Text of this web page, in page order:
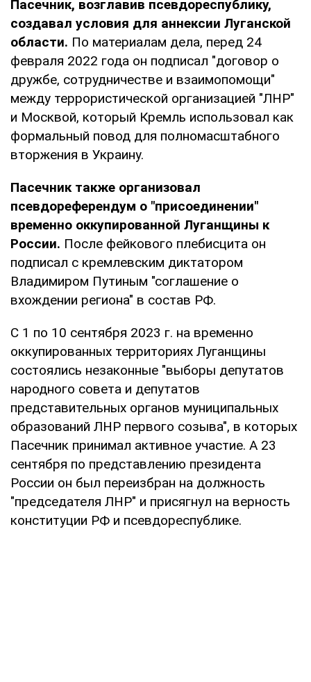
Пасечник, возглавив псевдореспублику,
создавал условия для аннексии Луганской
области. По материалам дела, перед 24
февраля 2022 года он подписал "договор о
дружбе, сотрудничестве и взаимопомощи"
между террористической организацией "ЛНР"
и Москвой, который Кремль использовал как
формальный повод для полномасштабного
вторжения в Украину.
Пасечник также организовал
псевдореферендум о "присоединении"
временно оккупированной Луганщины к
России. После фейкового плебисцита он
подписал с кремлевским диктатором
Владимиром Путиным "соглашение о
вхождении региона" в состав РФ.
С 1 по 10 сентября 2023 г. на временно
оккупированных территориях Луганщины
состоялись незаконные "выборы депутатов
народного совета и депутатов
представительных органов муниципальных
образований ЛНР первого созыва", в которых
Пасечник принимал активное участие. А 23
сентября по представлению президента
России он был переизбран на должность
"председателя ЛНР" и присягнул на верность
конституции РФ и псевдореспублике.